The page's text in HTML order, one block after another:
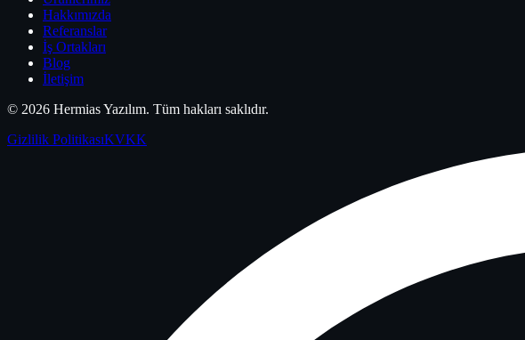
Hakkımızda
Referanslar
İş Ortakları
Blog
İletişim
© 2026 Hermias Yazılım. Tüm hakları saklıdır.
Gizlilik PolitikasıKVKK